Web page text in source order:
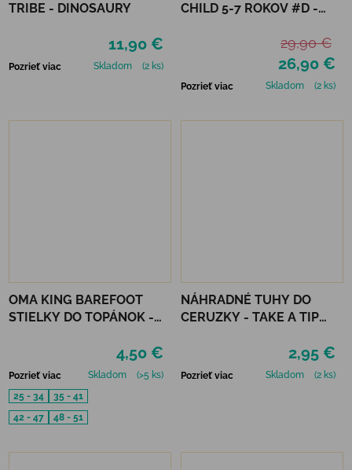
TRIBE - DINOSAURY
11,90 €
Pozrieť viac Skladom (2 ks)
CHILD 5-7 ROKOV #D -
26,90 €
29,90 €
Pozrieť viac Skladom (2 ks)
OMA KING BAREFOOT
STIELKY DO TOPÁNOK -
4,50 €
Pozrieť viac Skladom
(>5 ks)
25 - 34
35 - 41
42 - 47
48 - 51
NÁHRADNÉ TUHY DO
CERUZKY - TAKE A TIP
2,95 €
Pozrieť viac Skladom (2 ks)